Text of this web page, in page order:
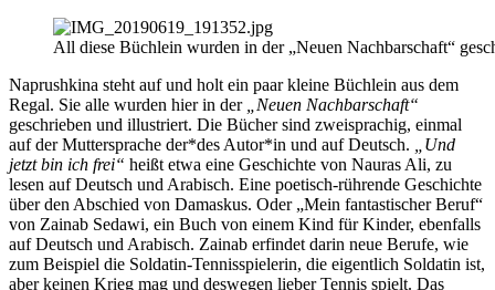
All diese Büchlein wurden in der „Neuen Nachbarschaft“
Naprushkina steht auf und holt ein paar kleine Büchlein aus dem
Regal. Sie alle wurden hier in der„Neuen Nachbarschaft“
geschrieben und illustriert. Die Bücher sind zweisprachig, einmal
auf der Muttersprache der*des Autor*in und auf Deutsch.
„Und
jetzt bin ich frei“ heißt etwa eine Geschichte von Nauras Ali, zu
lesen auf Deutsch und Arabisch. Eine poetisch-rührende Geschichte
über den Abschied von Damaskus. Oder „Mein fantastischer Beruf“
von Zainab Sedawi, ein Buch von einem Kind für Kinder, ebenfalls
auf Deutsch und Arabisch. Zainab erfindet darin neue Berufe, wie
zum Beispiel die Soldatin-Tennisspielerin, die eigentlich Soldatin ist,
aber keinen Krieg mag und deswegen lieber Tennis spielt. Das